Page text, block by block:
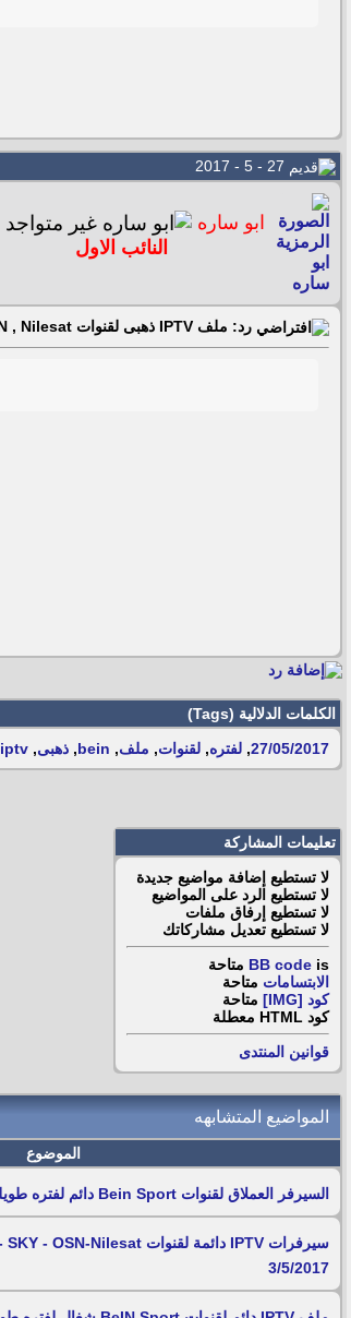
ابو ساره
النائب الاول
رد: ملف IPTV ذهبى لقنوات Bein Sport , OSN , Nilesat دائم لفتره طويلة 27/05/2017
الكلمات الدلالية (Tags)
27/05/2017
, لفتره, لقنوات, ملف,
bein
, ذهبى,
iptv
تعليمات المشاركة
لا تستطيع إضافة مواضيع جديدة
لا تستطيع الرد على المواضيع
لا تستطيع إرفاق ملفات
لا تستطيع تعديل مشاركاتك
BB code is
متاحة
الابتسامات متاحة
كود [IMG]
متاحة
كود HTML
معطلة
قوانين المنتدى
المواضيع المتشابهه
الموضوع
السيرفر العملاق لقنوات Bein Sport دائم لفتره طويلة 17/5/2017
3/5/2017